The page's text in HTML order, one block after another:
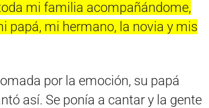
mi familia acompañándome,
papá, mi hermano, la novia y mis
por la emoción, su papá
así. Se ponía a cantar y la gente